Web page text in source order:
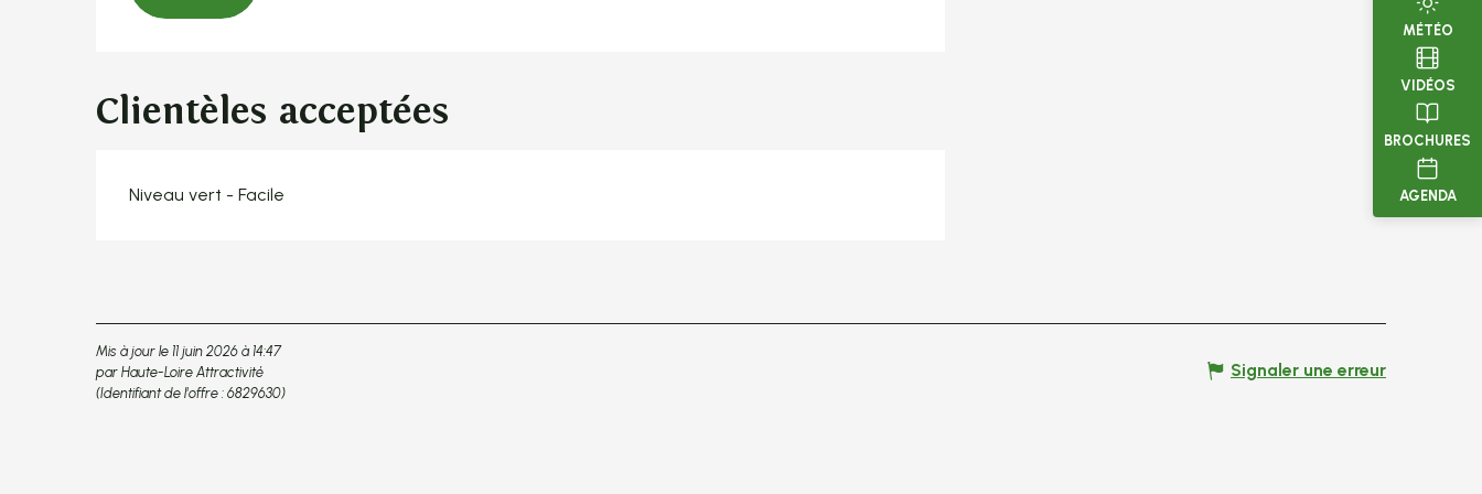
MÉTÉO
VIDÉOS
BROCHURES
AGENDA
Clientèles acceptées
Niveau vert - Facile
Mis à jour le 11 juin 2026 à 14:47
par Haute-Loire Attractivité
(Identifiant de l'offre : 6829630)
Signaler une erreur